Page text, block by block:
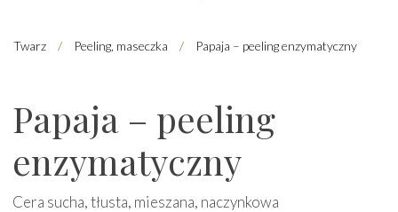
Twarz / Peeling, maseczka / Papaja – peeling enzymatyczny
Papaja – peeling
enzymatyczny
Cera sucha, tłusta, mieszana, naczynkowa